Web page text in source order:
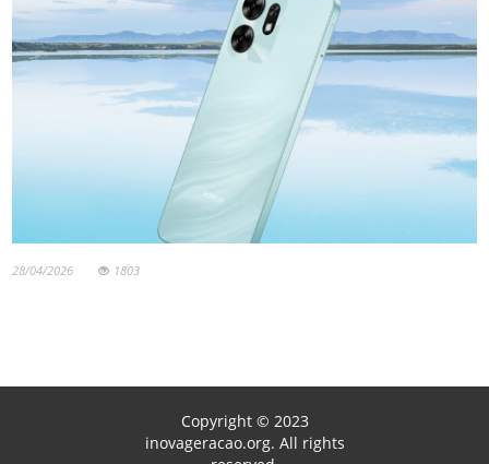
28/04/2026 1803
Copyright © 2023
inovageracao.org. All rights